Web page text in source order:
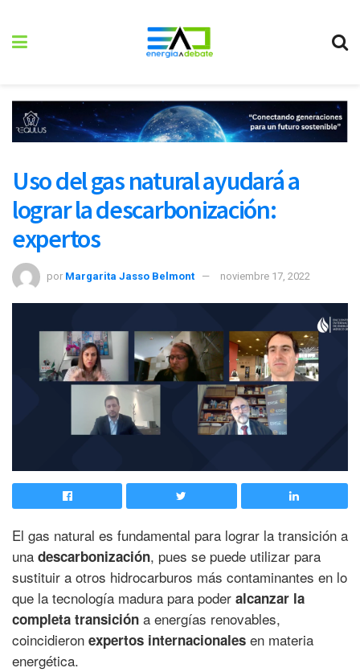
Uso del gas natural ayudará a
lograr la descarbonización:
expertos
por Margarita Jasso Belmont noviembre 17, 2022
El gas natural es fundamental para lograr la transición a
una descarbonización, pues se puede utilizar para
sustituir a otros hidrocarburos más contaminantes en lo
que la tecnología madura para poder alcanzar la
completa transición a energías renovables,
coincidieron expertos internacionales en materia
energética.